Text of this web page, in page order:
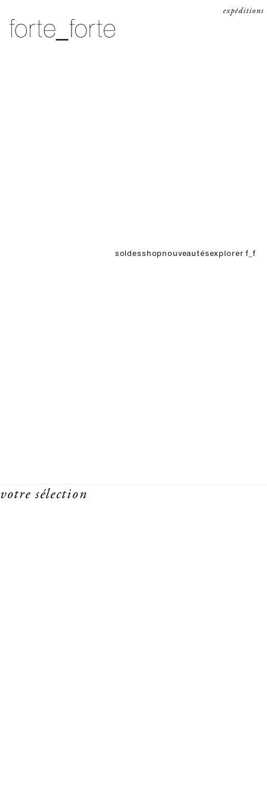
forte_forte
soldesshopnouveautésexplorer f_f
votre sélection